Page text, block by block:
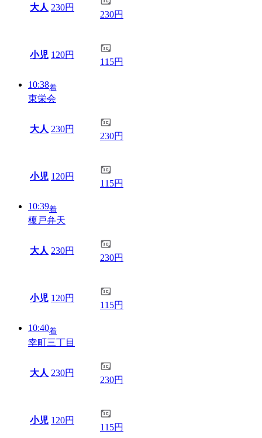
大人 230円
230円
小児 120円
115円
10:38着
東栄会
大人 230円
230円
小児 120円
115円
10:39着
榎戸弁天
大人 230円
230円
小児 120円
115円
10:40着
幸町三丁目
大人 230円
230円
小児 120円
115円